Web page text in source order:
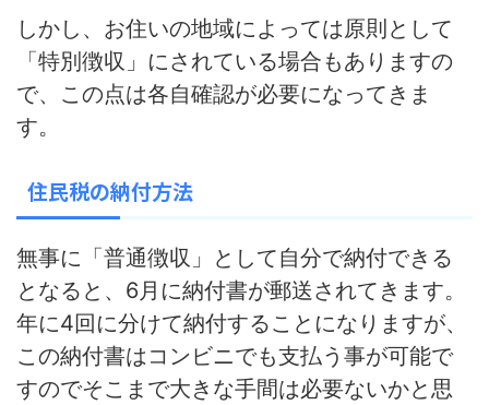
しかし、お住いの地域によっては原則として
「特別徴収」にされている場合もありますの
で、この点は各自確認が必要になってきま
す。
住民税の納付方法
無事に「普通徴収」として自分で納付できる
となると、6月に納付書が郵送されてきます。
年に4回に分けて納付することになりますが、
この納付書は コンビニでも支払う事が可能で
すのでそこまで大きな手間は必要ないかと思